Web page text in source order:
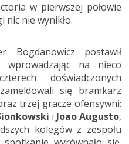
w pierwszej połowie
nic nie wynikło.
postawił
na nieco
doświadczonych
się bramkarz
trzej gracze ofensywni:
i Joao Augusto,
kolegów z zespołu